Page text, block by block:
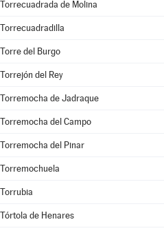
Torrecuadrada de Molina
Torrecuadradilla
Torre del Burgo
Torrejón del Rey
Torremocha de Jadraque
Torremocha del Campo
Torremocha del Pinar
Torremochuela
Torrubia
Tórtola de Henares